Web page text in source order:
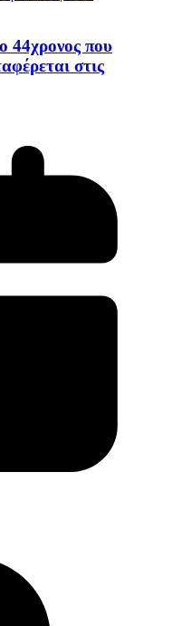
44χρονος που
στις